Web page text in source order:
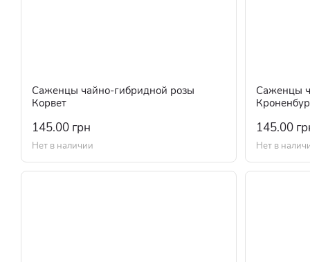
Саженцы чайно-гибридной розы
Корвет
145.00 грн
Нет в наличии
Саженцы
145.00
Нет в